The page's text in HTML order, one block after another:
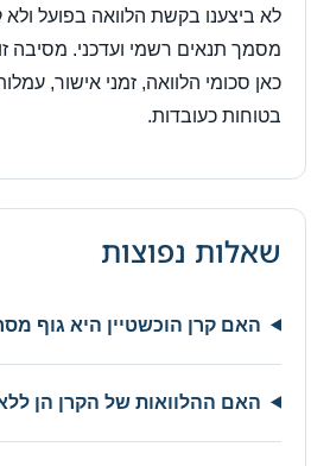
לא ביצענו בקשת הלוואה בפועל ולא
מסמך תנאים רשמי ועדכני. מסיבה
כאן סכומי הלוואה, זמני אישור,
בטוחות כעובדות.
שאלות נפוצות
האם קרן הוכשטיין היא גוף
האם ההלוואות של הקרן הן